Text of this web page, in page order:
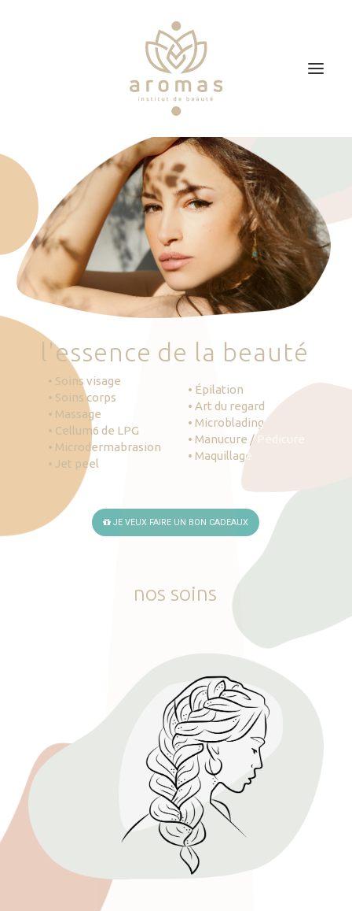
Soins
Je veux faire un bon cadeau
Plan d’accès
Prendre RDV
'essence de la beauté
• Soins visage
• Soins corps
• Massage
• Cellum6 de LPG
• Microdermabrasion
• Jet peel
• Épilation
• Art du regard
• Microblading
• Manucure / Pédicure
• Maquillage
JE VEUX FAIRE UN BON CADEAUX
nos soins